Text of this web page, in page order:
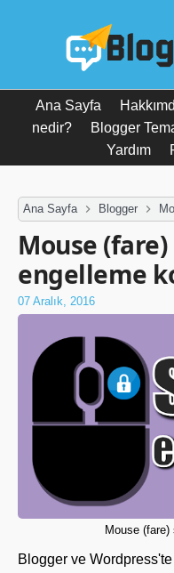
Ana Sayfa
nedir?
Blogger
Yardım
Ana Sayfa Blogger
Mouse (fare)
engelleme
07 Aralık, 2016
Mouse (fare)
Blogger ve